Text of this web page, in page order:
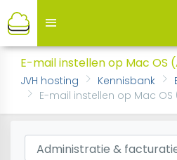
E-mail instellen op Mac OS
JVH hosting Kennisbank
E-mail instellen op Mac OS